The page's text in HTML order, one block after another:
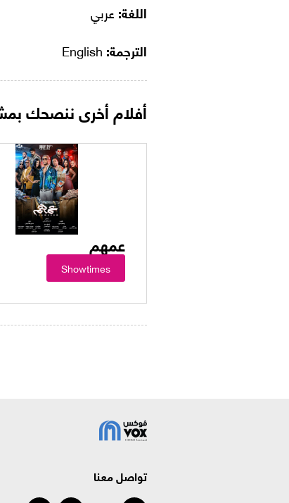
اللغة: عربي
الترجمة:
أفلام أخرى ننصحك
عمهم
Showtimes
تواصل معنا